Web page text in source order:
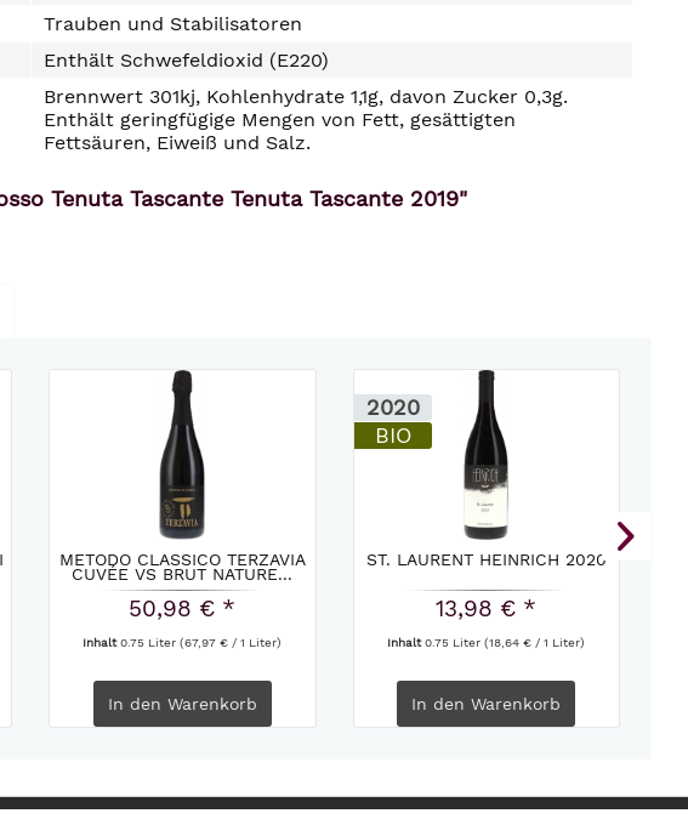
Trauben und Stabilisatoren
Enthält Schwefeldioxid (E220)
Brennwert 301kj, Kohlenhydrate 1,1g, davon Zucker 0,3g.
Enthält geringfügige Mengen von Fett, gesättigten
Fettsäuren, Eiweiß und Salz.
Tenuta Tascante Tenuta Tascante 2019"
METODO CLASSICO TERZAVIA
CUVÉE VS BRUT NATURE...
50,98 € *
Inhalt0.75 Liter(67,97 € / 1 Liter)
In den Warenkorb
2020
BIO
ST. LAURENT HEINRICH 2020
13,98 € *
Inhalt0.75 Liter(18,64 € / 1 Liter)
In den Warenkorb